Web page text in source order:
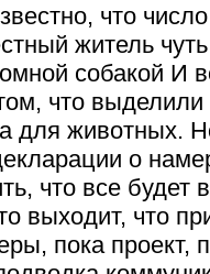
что
житель
собакой И
что выделили
для животных.
о
что все будет
выходит, что
пока проект,